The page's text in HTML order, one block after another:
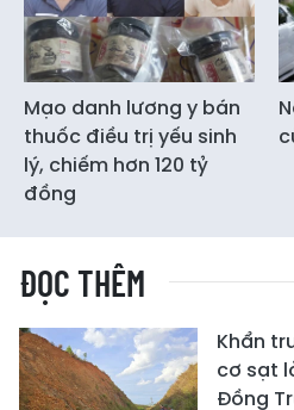
Mạo danh lương y bán
thuốc điều trị yếu sinh
lý, chiếm hơn 120 tỷ
đồng
ĐỌC THÊM
Khẩn
cơ sạt
Đồng